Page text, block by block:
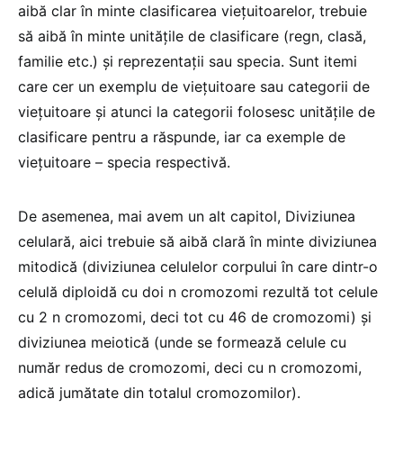
aibă clar în minte clasificarea viețuitoarelor, trebuie
să aibă în minte unitățile de clasificare (regn, clasă,
familie etc.) și reprezentații sau specia. Sunt itemi
care cer un exemplu de viețuitoare sau categorii de
viețuitoare și atunci la categorii folosesc unitățile de
clasificare pentru a răspunde, iar ca exemple de
viețuitoare – specia respectivă.
De asemenea, mai avem un alt capitol, Diviziunea
celulară, aici trebuie să aibă clară în minte diviziunea
mitodică (diviziunea celulelor corpului în care dintr-o
celulă diploidă cu doi n cromozomi rezultă tot celule
cu 2 n cromozomi, deci tot cu 46 de cromozomi) și
diviziunea meiotică (unde se formează celule cu
număr redus de cromozomi, deci cu n cromozomi,
adică jumătate din totalul cromozomilor).